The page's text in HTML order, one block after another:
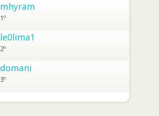
mhyram
1º
le0lima1
2º
domani
3º